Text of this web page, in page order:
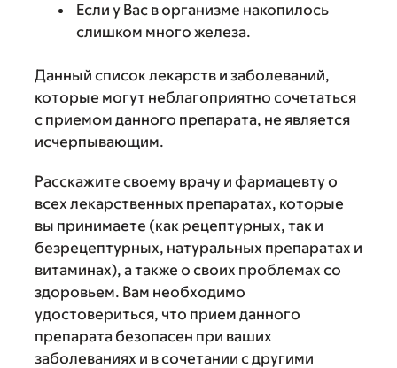
Если у Вас в организме накопилось
слишком много железа.
Данный список лекарств и заболеваний,
которые могут неблагоприятно сочетаться
с приемом данного препарата, не является
исчерпывающим.
Расскажите своему врачу и фармацевту о
всех лекарственных препаратах, которые
вы принимаете (как рецептурных, так и
безрецептурных, натуральных препаратах и
витаминах), а также о своих проблемах со
здоровьем. Вам необходимо
удостовериться, что прием данного
препарата безопасен при ваших
заболеваниях и в сочетании с другими